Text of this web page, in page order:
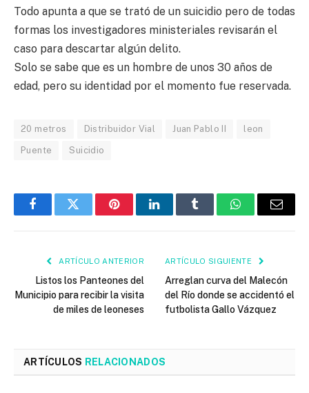
Todo apunta a que se trató de un suicidio pero de todas
formas los investigadores ministeriales revisarán el
caso para descartar algún delito.
Solo se sabe que es un hombre de unos 30 años de
edad, pero su identidad por el momento fue reservada.
20 metros Distribuidor Vial Juan Pablo II leon
Puente Suicidio
FacebookTwitter PinterestLinkedInTumblr WhatsAppEmail
ARTÍCULO ANTERIOR
Listos los Panteones del
Municipio para recibir la visita
de miles de leoneses
ARTÍCULO SIGUIENTE
Arreglan curva del Malecón
del Río donde se accidentó el
futbolista Gallo Vázquez
ARTÍCULOS RELACIONADOS